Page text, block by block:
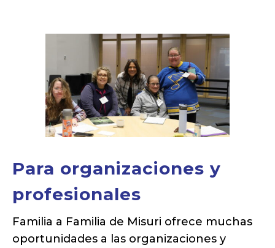
Para organizaciones y
profesionales
Familia a Familia de Misuri ofrece muchas
oportunidades a las organizaciones y